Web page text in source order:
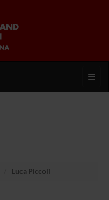
Luca Piccoli